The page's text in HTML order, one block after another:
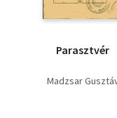
Vallás
Parasztvér
Madzsar